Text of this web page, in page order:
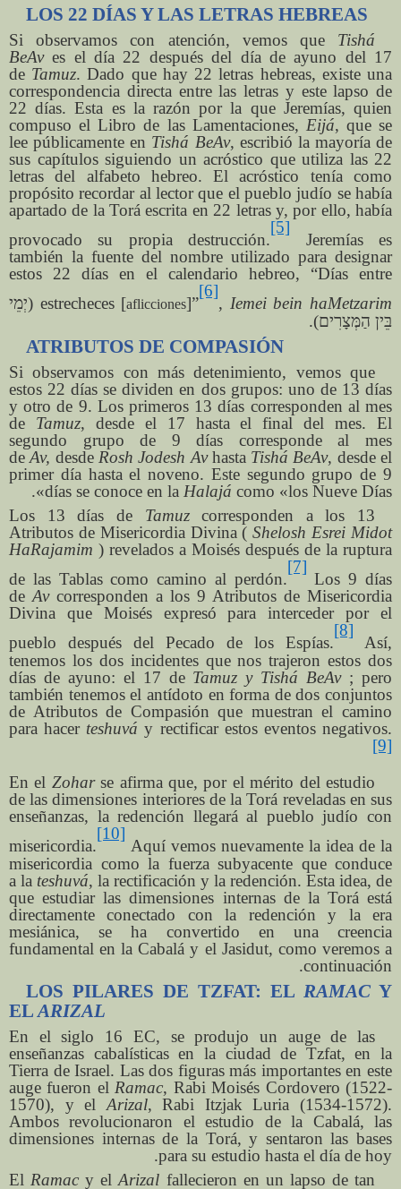
LOS 22 DÍAS Y LAS LETRAS HEBREAS
Si observamos con atención, vemos que Tishá
BeAves el día 22 después del día de ayuno del 17
de Tamuz. Dado que hay 22 letras hebreas, existe una
correspondencia directa entre las letras y este lapso de
22 días. Esta es la razón por la que Jeremías, quien
compuso el Libro de las Lamentaciones, Eijá, que se
lee públicamente en Tishá BeAv, escribió la mayoría de
sus capítulos siguiendo un acróstico que utiliza las 22
letras del alfabeto hebreo. El acróstico tenía como
propósito recordar al lector que el pueblo judío se había
apartado de la Torá escrita en 22 letras y, por ello, había
provocado su propia destrucción.
[5]
Jeremías es
también la fuente del nombre utilizado para designar
estos 22 días en el calendario hebreo, “Días entre
estrecheces [aflicciones]”
[6]
, Iemei bein haMetzarim
(יְמֵי
בֵּין הַמְּצָרִים).
ATRIBUTOS DE COMPASIÓN
Si observamos con más detenimiento, vemos que
estos 22 días se dividen en dos grupos: uno de 13 días
y otro de 9. Los primeros 13 días corresponden al mes
de Tamuz, desde el 17 hasta el final del mes. El
segundo grupo de 9 días corresponde al mes
deAv, desde Rosh Jodesh Avhasta Tishá BeAv, desde el
primer día hasta el noveno. Este segundo grupo de 9
días se conoce en la Halajá como «los Nueve Días».
Los 13 días de Tamuzcorresponden a los 13
Atributos de Misericordia Divina (Shelosh Esrei Midot
HaRajamim ) revelados a Moisés después de la ruptura
de las Tablas como camino al perdón.
[7]
Los 9 días
deAvcorresponden a los 9 Atributos de Misericordia
Divina que Moisés expresó para interceder por el
pueblo después del Pecado de los Espías.
[8]
Así,
tenemos los dos incidentes que nos trajeron estos dos
días de ayuno: el 17 de Tamuz y Tishá BeAv; pero
también tenemos el antídoto en forma de dos conjuntos
de Atributos de Compasión que muestran el camino
para hacer teshuvá y rectificar estos eventos negativos.
[9]
En el Zoharse afirma que, por el mérito del estudio
de las dimensiones interiores de la Torá reveladas en sus
enseñanzas, la redención llegará al pueblo judío con
misericordia.
[10]
Aquí vemos nuevamente la idea de la
misericordia como la fuerza subyacente que conduce
a la teshuvá, la rectificación y la redención. Esta idea, de
que estudiar las dimensiones internas de la Torá está
directamente conectado con la redención y la era
mesiánica, se ha convertido en una creencia
fundamental en la Cabalá y el Jasidut, como veremos a
continuación.
LOS PILARES DE TZFAT: EL RAMAC Y
EL ARIZAL
En el siglo 16 EC, se produjo un auge de las
enseñanzas cabalísticas en la ciudad de Tzfat, en la
Tierra de Israel. Las dos figuras más importantes en este
auge fueron el Ramac, Rabi Moisés Cordovero (1522-
1570), y el Arizal, Rabi Itzjak Luria (1534-1572).
Ambos revolucionaron el estudio de la Cabalá, las
dimensiones internas de la Torá, y sentaron las bases
para su estudio hasta el día de hoy.
El Ramac y elArizal fallecieron en un lapso de tan